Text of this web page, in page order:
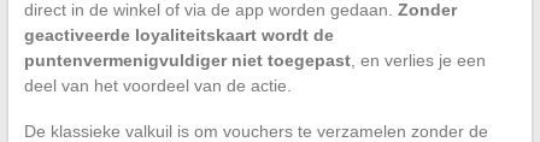
direct in de winkel of via de app worden gedaan. Zonder
geactiveerde loyaliteitskaart wordt de
puntenvermenigvuldiger niet toegepast, en verlies je een
deel van het voordeel van de actie.
De klassieke valkuil is om vouchers te verzamelen zonder de